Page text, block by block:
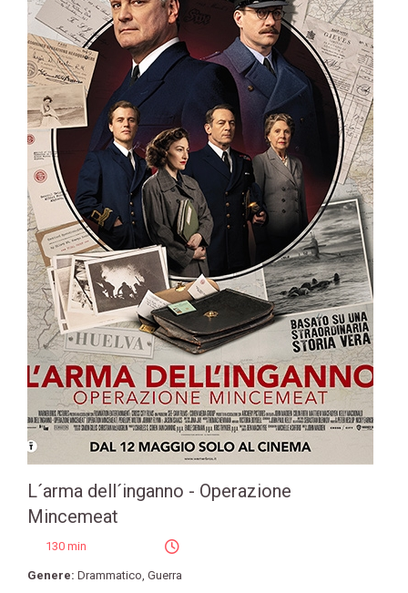
L´arma dell´inganno - Operazione
Mincemeat
130 min
Genere: Drammatico, Guerra